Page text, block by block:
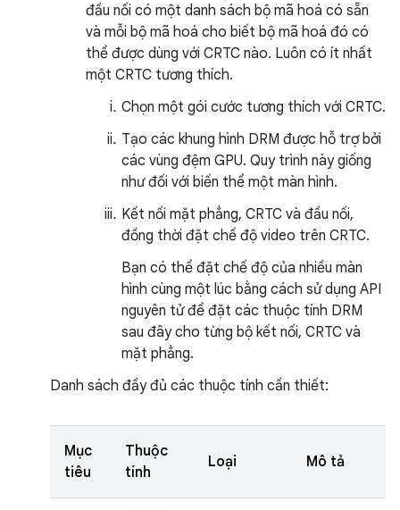
đầu nối có một danh sách bộ mã hoá có sẵn
và mỗi bộ mã hoá cho biết bộ mã hoá đó có
thể được dùng với CRTC nào. Luôn có ít nhất
một CRTC tương thích.
Chọn một gói cước tương thích với CRTC.
Tạo các khung hình DRM được hỗ trợ bởi
các vùng đệm GPU. Quy trình này giống
như đối với biến thể một màn hình.
Kết nối mặt phẳng, CRTC và đầu nối,
đồng thời đặt chế độ video trên CRTC.
Bạn có thể đặt chế độ của nhiều màn
hình cùng một lúc bằng cách sử dụng API
nguyên tử để đặt các thuộc tính DRM
sau đây cho từng bộ kết nối, CRTC và
mặt phẳng.
Danh sách đầy đủ các thuộc tính cần thiết:
Mục
tiêu
Thuộc
tính
Loại Mô tả